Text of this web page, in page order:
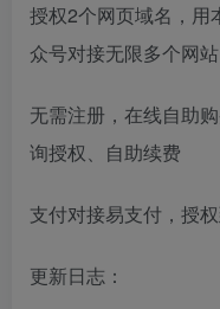
授权2个网页域名，用
众号对接无限多个网
无需注册，在线自助
询授权、自助续费
支付对接易支付，授
更新日志：